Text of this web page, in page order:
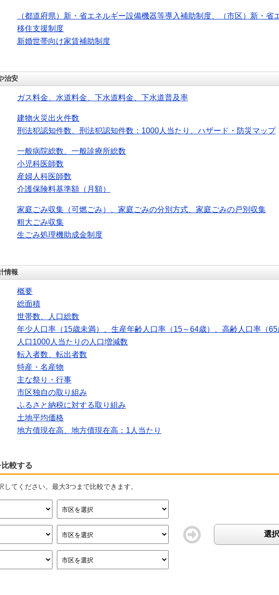
（都道府県）新・省エネルギー設備機器等導入補助制度、（市区）新・
移住支援制度
新婚世帯向け家賃補助制度
治安
ガス料金、水道料金、下水道料金、下水道普及率
建物火災出火件数
刑法犯認知件数、刑法犯認知件数：1000人当たり、ハザード・防災マップ
一般病院総数、一般診療所総数
小児科医師数
産婦人科医師数
介護保険料基準額（月額）
家庭ごみ収集（可燃ごみ）、家庭ごみの分別方式、家庭ごみの戸別収集
粗大ごみ収集
生ごみ処理機助成金制度
情報
概要
総面積
世帯数、人口総数
年少人口率（15歳未満）、生産年齢人口率（15～64歳）、高齢人口率（
人口1000人当たりの人口増減数
転入者数、転出者数
特産・名産物
主な祭り・行事
市区独自の取り組み
ふるさと納税に対する取り組み
土地平均価格
地方債現在高、地方債現在高：1人当たり
較する
してください。最大3つまで比較できます。
選